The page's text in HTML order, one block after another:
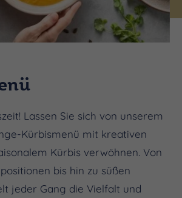
Lassen Sie sich von unserem
Kürbismenü mit kreativen
Kürbis verwöhnen. Von
bis hin zu süßen
jeder Gang die Vielfalt und